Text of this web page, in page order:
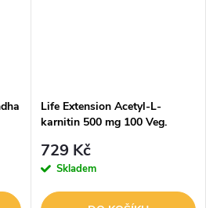
Life Extension Acetyl-L-
karnitin 500 mg 100 Veg.
729 Kč
Skladem